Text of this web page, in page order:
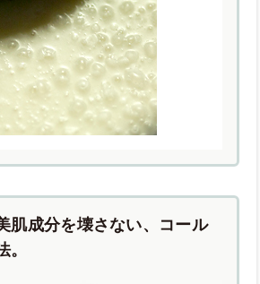
肌成分を壊さない、コール
。